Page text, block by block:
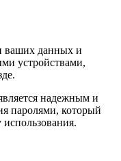
ваших данных и
устройствами,
надежным и
паролями, который
использования.